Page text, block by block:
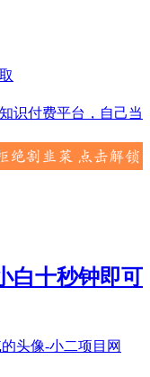
识付费平台，自己当
白十秒钟即可